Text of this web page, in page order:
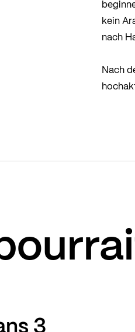
kein
nach
Nach
3